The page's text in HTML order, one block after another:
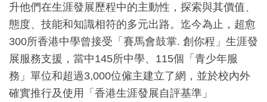
升他們在生涯發展歷程中的主動性，探索與其價值、
態度、技能和知識相符的多元出路。迄今為止，超愈
300所香港中學曾接受「賽馬會鼓掌. 創你程」生涯發
展服務支援，當中145所中學、115個「青少年服
務」單位和超過3,000位僱主建立了網，並於校內外
確實推行及使用「香港生涯發展自評基準」